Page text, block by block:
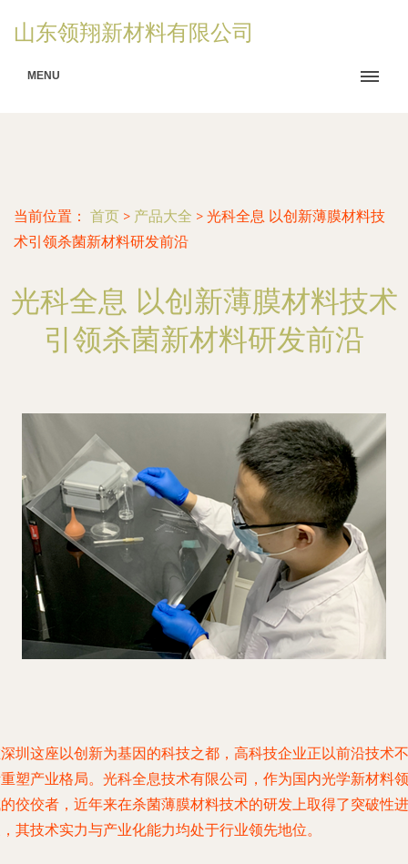
山东领翔新材料有限公司
MENU
当前位置： 首页 > 产品大全 > 光科全息 以创新薄膜材料技
术引领杀菌新材料研发前沿
光科全息 以创新薄膜材料技术
引领杀菌新材料研发前沿
圳这座以创新为基因的科技之都，高科技企业正以前沿技术不
塑产业格局。光科全息技术有限公司，作为国内光学新材料领
佼佼者，近年来在杀菌薄膜材料技术的研发上取得了突破性进
其技术实力与产业化能力均处于行业领先地位。